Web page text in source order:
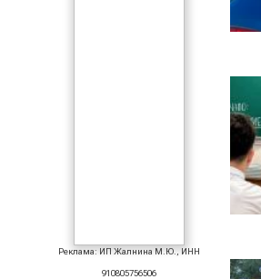
Реклама: ИП Жалнина М.Ю., ИНН
910805756506